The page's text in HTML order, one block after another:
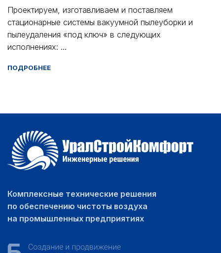
Проектируем, изготавливаем и поставляем
стационарные системы вакуумной пылеуборки и
пылеудаления «под ключ» в следующих
исполнениях: ...
ПОДРОБНЕЕ
Комплексные технические решения
по обеспечению чистоты воздуха
на промышленных предприятиях